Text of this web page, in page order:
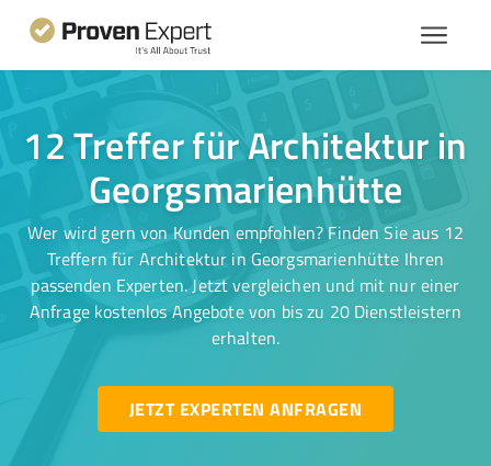
12 Treffer für Architektur in
Georgsmarienhütte
Wer wird gern von Kunden empfohlen? Finden Sie aus 12
Treffern für Architektur in Georgsmarienhütte Ihren
passenden Experten. Jetzt vergleichen und mit nur einer
Anfrage kostenlos Angebote von bis zu 20 Dienstleistern
erhalten.
JETZT EXPERTEN ANFRAGEN